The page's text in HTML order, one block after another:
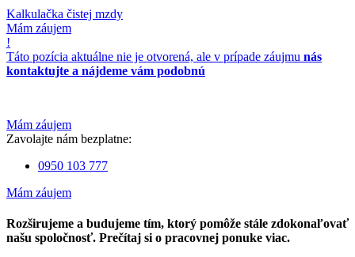
Kalkulačka čistej mzdy
Mám záujem
!
Táto pozícia aktuálne nie je otvorená, ale v prípade záujmu nás
kontaktujte a nájdeme vám podobnú
Mám záujem
Zavolajte nám bezplatne:
0950 103 777
Mám záujem
Rozširujeme a budujeme tím, ktorý pomôže stále zdokonaľovať
našu spoločnosť. Prečítaj si o pracovnej ponuke viac.